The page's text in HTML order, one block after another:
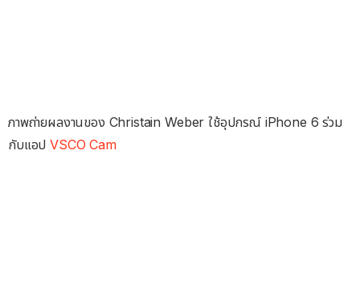
ภาพถ่ายผลงานของ Christain Weber ใช้อุปกรณ์ iPhone 6 ร่วม
กับแอปVSCO Cam